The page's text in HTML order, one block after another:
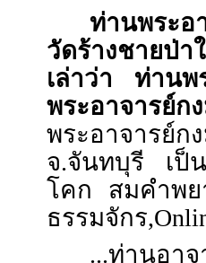
ท่านพระอ
วัดร้างชายป่
เล่าว่า ท่านพ
พระอาจารย์
พระอาจารย์ก
จ.จันทบุรี เป็
โคก สมคำพ
ธรรมจักร
...ท่านอาจ